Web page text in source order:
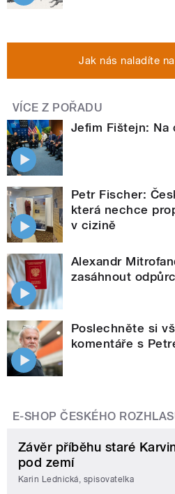
Jak nás naladíte
VÍCE Z POŘADU
Jefim Fištejn: Na
Petr Fischer:
která nechce
v cizině
Alexandr
zasáhnout
Poslechněte si
komentáře s
E-SHOP ČESKÉHO
Závěr příběhu staré
pod zemí
Karin Lednická, spisovatelka